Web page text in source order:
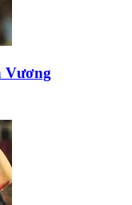
Vương